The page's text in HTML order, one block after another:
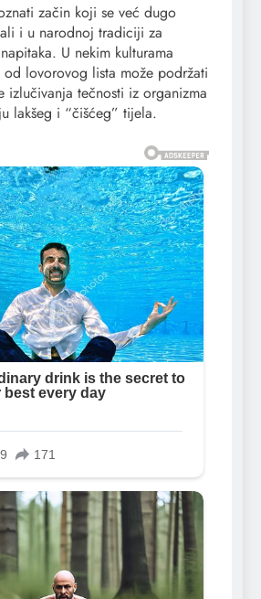
začin koji se već dugo
i u narodnoj tradiciji za
U nekim kulturama
lovorovog lista može podržati
izlučivanja tečnosti iz organizma
lakšeg i “čišćeg” tijela.